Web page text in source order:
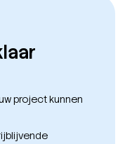
project kunnen